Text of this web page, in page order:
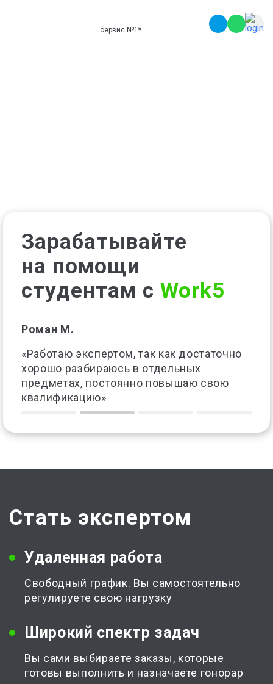
сервис №1 *
Зарабатывайте
на помощи
студентам с Work5
Роман М.
«Работаю экспертом, так как достаточно
хорошо разбираюсь в отдельных
предметах, постоянно повышаю свою
квалификацию»
Стать экспертом
Удаленная работа
Свободный график. Вы самостоятельно
регулируете свою нагрузку
Широкий спектр задач
Вы сами выбираете заказы, которые
готовы выполнить и назначаете гонорар